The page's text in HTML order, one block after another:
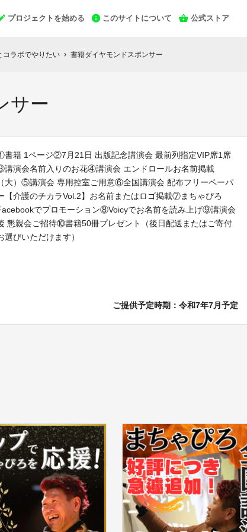
プロジェクトを始める このサイトについて 公式ストア
コラボでやりたい chevron_right 書籍ダイヤモンドスポンサー
サー
籍 1ページ②7月21日 出版記念講演会 最前列指定VIP席1席
演会名前入りのお花④講演会 エンドロールお名前掲載
（大）⑤講演会 専用控室ご用意⑥全国講演会 配布フリーペーパ
【介護のチカラVol.2】お名前またはロゴ掲載⑦まちゃぴろ
でプロモーション⑧Voicyでお名前を読み上げ⑨講演会
懇親会ご招待⑩書籍50冊プレゼント（後日配送またはご寄付
選びいただけます）
ご提供予定時期：令和7年7月予定